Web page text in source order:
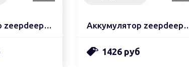
Аккумулятор zeepdeep (мятая упаковка) Аккумулятор
1426 руб